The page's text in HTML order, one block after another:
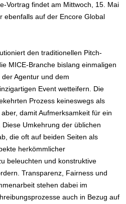
Vortrag findet am Mittwoch, 15. Mai
ebenfalls auf der Encore Global
den traditionellen Pitch-
MICE-Branche bislang einmaligen
Agentur und dem
Event wetteifern. Die
Prozess keineswegs als
damit Aufmerksamkeit für ein
Umkehrung der üblichen
die oft auf beiden Seiten als
herkömmlicher
beleuchten und konstruktive
Transparenz, Fairness und
stehen dabei im
auch in Bezug auf